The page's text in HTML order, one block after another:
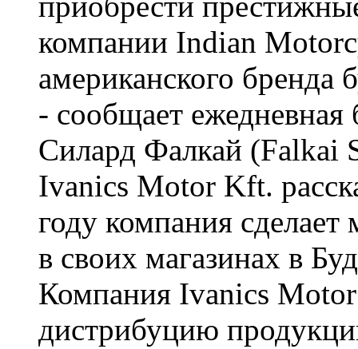
компании Indian
американского бренда
- сообщает ежедневная
Силард Фалкай (Falkai
Ivanics Motor Kft.
году компания
в своих магазинах в
Компания Ivanics
дистрибуцию